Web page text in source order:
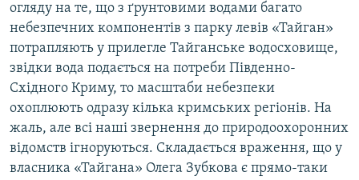
огляду на те, що з ґрунтовими водами багато
небезпечних компонентів з парку левів «Тайган»
потрапляють у прилегле Тайганське водосховище,
звідки вода подається на потреби Південно-
Східного Криму, то масштаби небезпеки
охоплюють одразу кілька кримських регіонів. На
жаль, але всі наші звернення до природоохоронних
відомств ігноруються. Складається враження, що у
власника «Тайгана» Олега Зубкова є прямо-таки